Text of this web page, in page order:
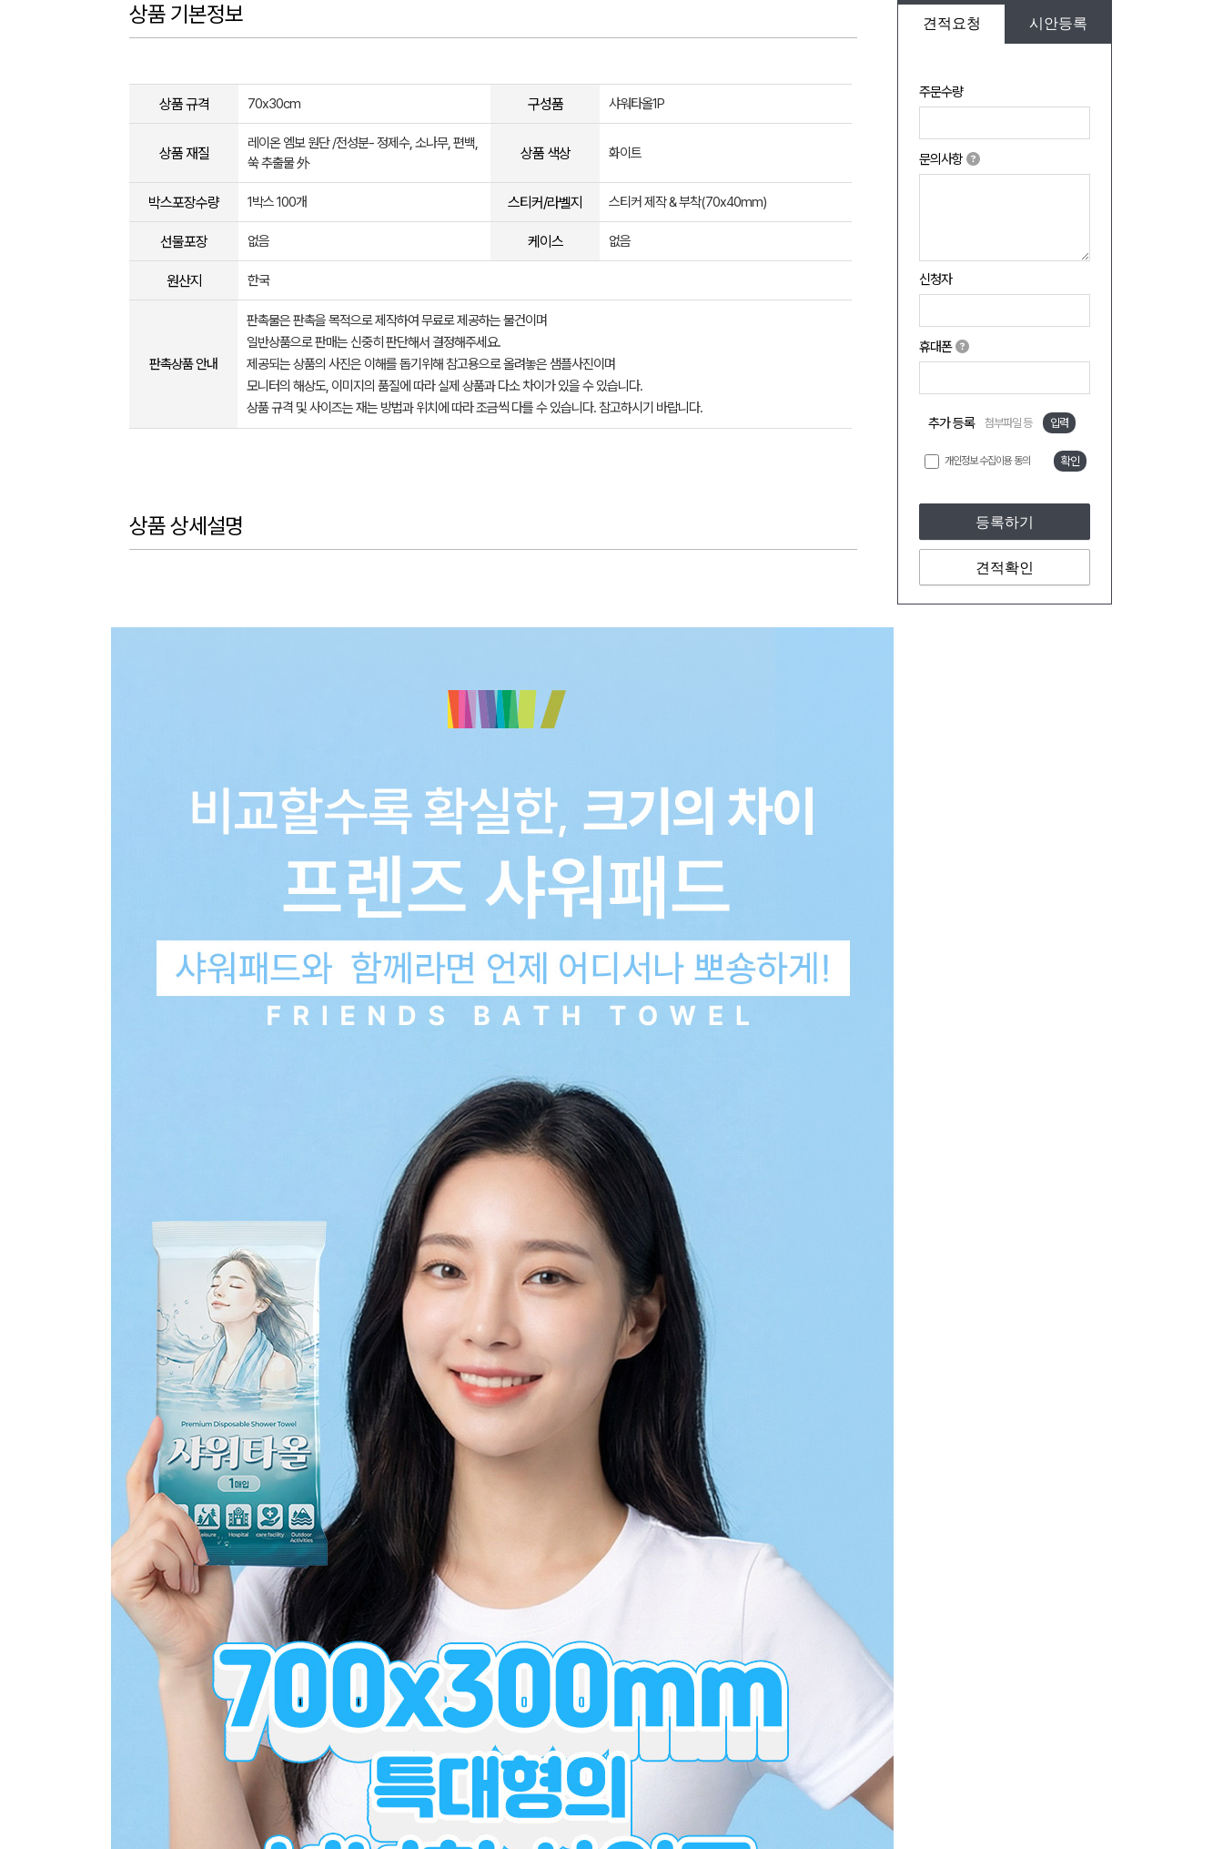
견적요청 시안등록
주문수량
문의사항
신청자
휴대폰
추가 등록 첨부파일 등 입력
개인정보 수집이용 동의 확인
등록하기
견적확인
상품 기본정보
상품 규격 70x30cm 구성품 샤워타올1P
상품 재질
레이온 엠보 원단 /전성분- 정제수, 소나무, 편백,
쑥 추출물 外
상품 색상 화이트
박스포장수량 1박스 100개 스티커/라벨지 스티커 제작 & 부착(70x40mm)
선물포장 없음 케이스 없음
원산지 한국
판촉상품 안내
판촉물은 판촉을 목적으로 제작하여 무료로 제공하는 물건이며
일반상품으로 판매는 신중히 판단해서 결정해주세요.
제공되는 상품의 사진은 이해를 돕기위해 참고용으로 올려놓은 샘플사진이며
모니터의 해상도, 이미지의 품질에 따라 실제 상품과 다소 차이가 있을 수 있습니다.
상품 규격 및 사이즈는 재는 방법과 위치에 따라 조금씩 다를 수 있습니다. 참고하시기 바랍니다.
상품 상세설명